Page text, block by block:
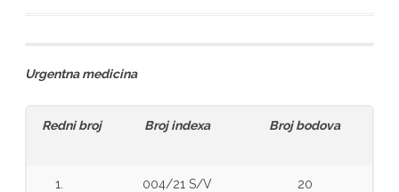
Urgentna medicina
Redni broj Broj indexa Broj bodova
1. 004/21 S/V 20